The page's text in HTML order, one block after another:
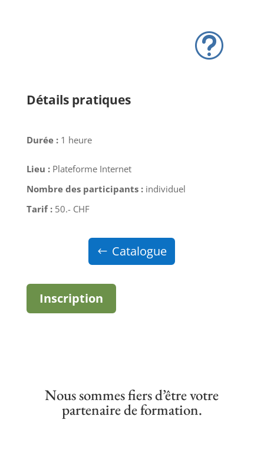
t
Détails pratiques
Durée :1 heure
Lieu :Plateforme Internet
Nombre des participants :individuel
Tarif :50.- CHF
Catalogue
Inscription
Nous sommes fiers d’être votre
partenaire de formation.